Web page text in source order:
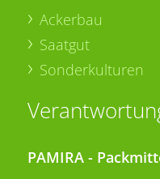
Ackerbau
Saatgut
Sonderkulturen
PAMIRA -